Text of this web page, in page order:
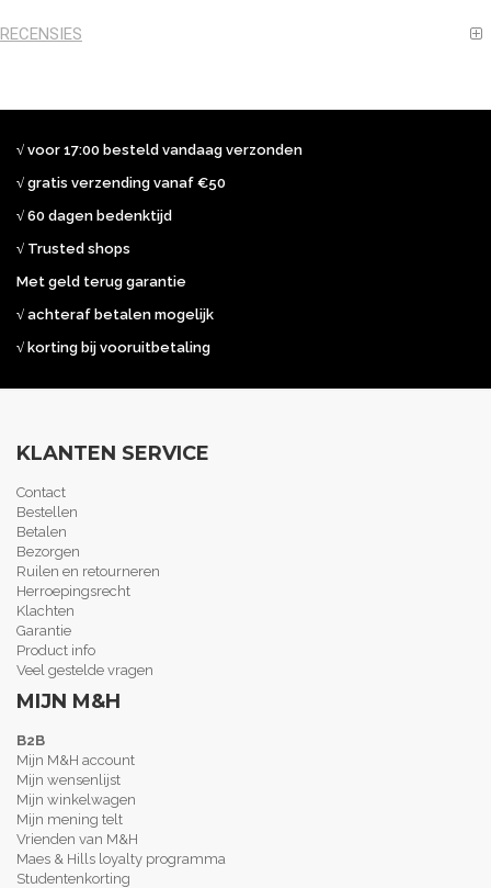
RECENSIES
√ voor 17:00 besteld vandaag verzonden
√ gratis verzending vanaf €50
√ 60 dagen bedenktijd
√ Trusted shops
Met geld terug garantie
√ achteraf betalen mogelijk
√ korting bij vooruitbetaling
KLANTEN SERVICE
Contact
Bestellen
Betalen
Bezorgen
Ruilen en retourneren
Herroepingsrecht
Klachten
Garantie
Product info
Veel gestelde vragen
MIJN M&H
B2B
Mijn M&H account
Mijn wensenlijst
Mijn winkelwagen
Mijn mening telt
Vrienden van M&H
Maes & Hills loyalty programma
Studentenkorting